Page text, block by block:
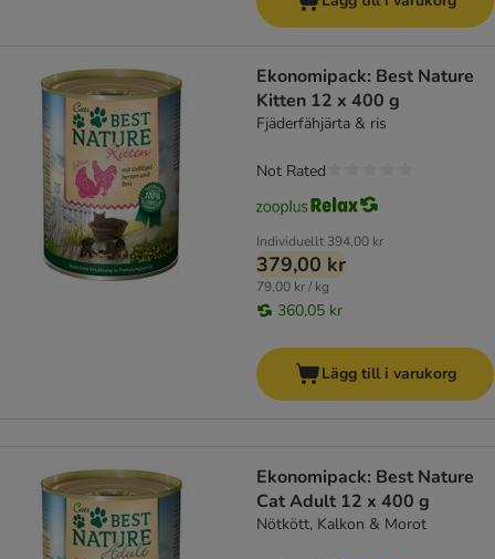
Ekonomipack: Best Nature
Kitten 12 x 400 g
Fjäderfähjärta & ris
Individuellt 394,00 kr
379,00 kr
79,00 kr / kg
360,05 kr
Not Rated
Lägg till i varukorg
Ekonomipack: Best Nature
Cat Adult 12 x 400 g
Nötkött, Kalkon & Morot